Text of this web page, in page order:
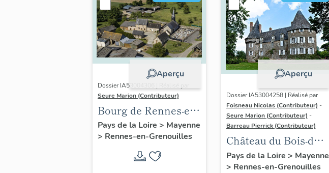
Aperçu
Dossier IA53004306 | Réalisé par
Seure Marion (Contributeur)
Bourg de Rennes-en-
Grenouilles
Pays de la Loire > Mayenne
> Rennes-en-Grenouilles
Aperçu
Dossier IA53004258 | Réalisé par
Foisneau Nicolas (Contributeur) -
Seure Marion (Contributeur) -
Barreau Pierrick (Contributeur)
Château du Bois-du-
Maine
Pays de la Loire > Mayenne
> Rennes-en-Grenouilles